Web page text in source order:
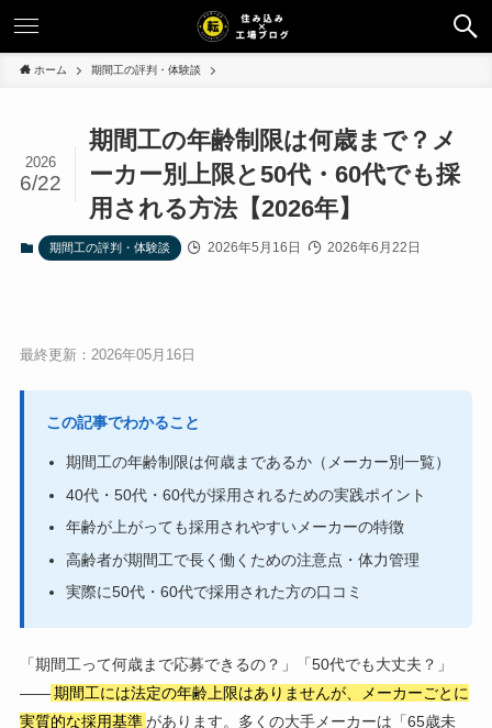
ホーム 期間工の評判・体験談
期間工の年齢制限は何歳まで？メ
ーカー別上限と50代・60代でも採
用される方法【2026年】
2026
6/22
期間工の評判・体験談 2026年5月16日 2026年6月22日
最終更新：2026年05月16日
この記事でわかること
期間工の年齢制限は何歳まであるか（メーカー別一覧）
40代・50代・60代が採用されるための実践ポイント
年齢が上がっても採用されやすいメーカーの特徴
高齢者が期間工で長く働くための注意点・体力管理
実際に50代・60代で採用された方の口コミ
「期間工って何歳まで応募できるの？」「50代でも大丈夫？」
——期間工には法定の年齢上限はありませんが、メーカーごとに
実質的な採用基準があります。多くの大手メーカーは「65歳未